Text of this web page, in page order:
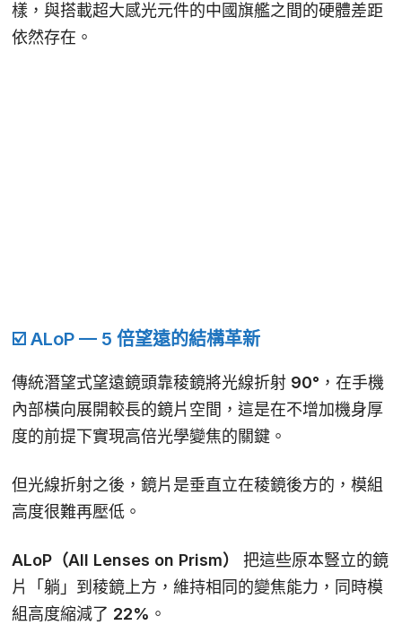
樣，與搭載超大感光元件的中國旗艦之間的硬體差距
依然存在。
☑️ ALoP — 5 倍望遠的結構革新
傳統潛望式望遠鏡頭靠稜鏡將光線折射 90°，在手機
內部橫向展開較長的鏡片空間，這是在不增加機身厚
度的前提下實現高倍光學變焦的關鍵。
但光線折射之後，鏡片是垂直立在稜鏡後方的，模組
高度很難再壓低。
ALoP（All Lenses on Prism）
把這些原本豎立的鏡
片「躺」到稜鏡上方，維持相同的變焦能力，同時模
組高度縮減了 22% 。